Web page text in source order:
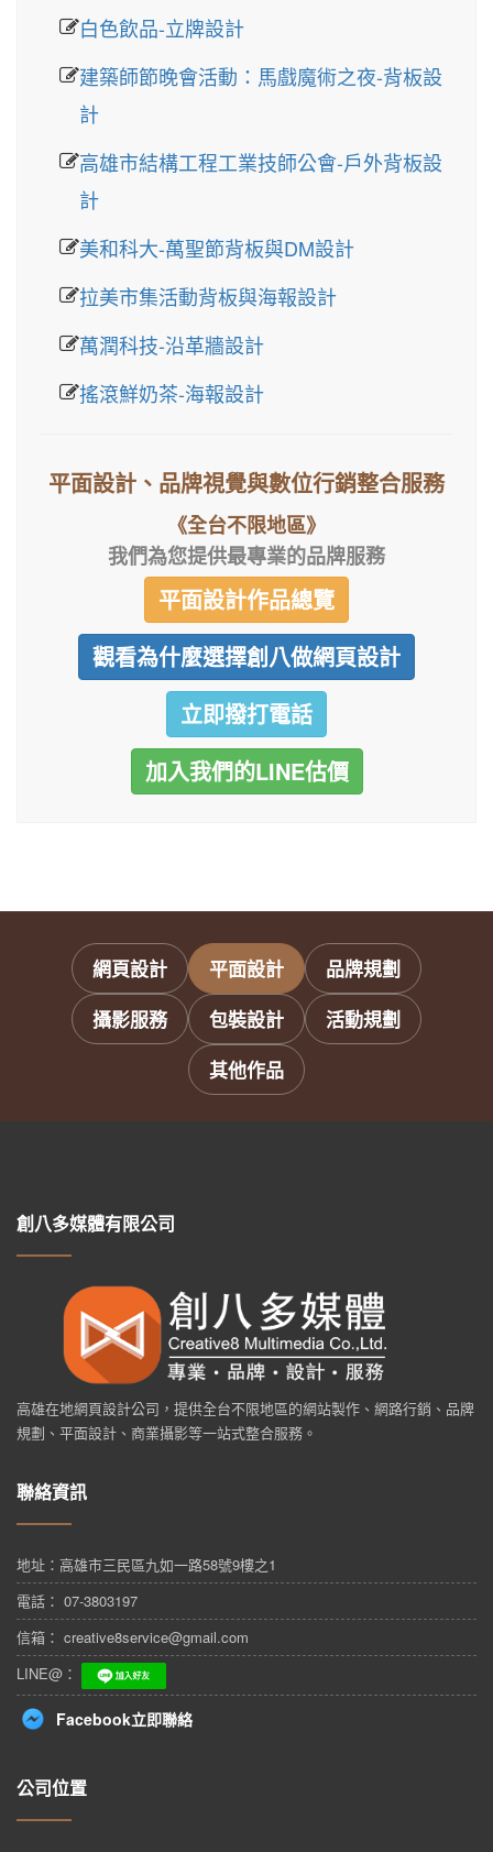
白色飲品-立牌設計
建築師節晚會活動：馬戲魔術之夜-背板設
計
高雄市結構工程工業技師公會-戶外背板設
計
美和科大-萬聖節背板與DM設計
拉美市集活動背板與海報設計
萬潤科技-沿革牆設計
搖滾鮮奶茶-海報設計
平面設計、品牌視覺與數位行銷整合服務
《全台不限地區》
我們為您提供最專業的品牌服務
平面設計作品總覽
觀看為什麼選擇創八做網頁設計
立即撥打電話
加入我們的LINE估價
網頁設計 平面設計
品牌規劃
攝影服務
包裝設計
活動規劃
其他作品
創八多媒體有限公司
高雄在地網頁設計公司，提供全台不限地區的網站製作、網路行銷、品牌
規劃、平面設計、商業攝影等一站式整合服務。
聯絡資訊
地址： 高雄市三民區九如一路58號9樓之1
電話： 07-3803197
信箱： creative8service@gmail.com
LINE@：
Facebook立即聯絡
公司位置